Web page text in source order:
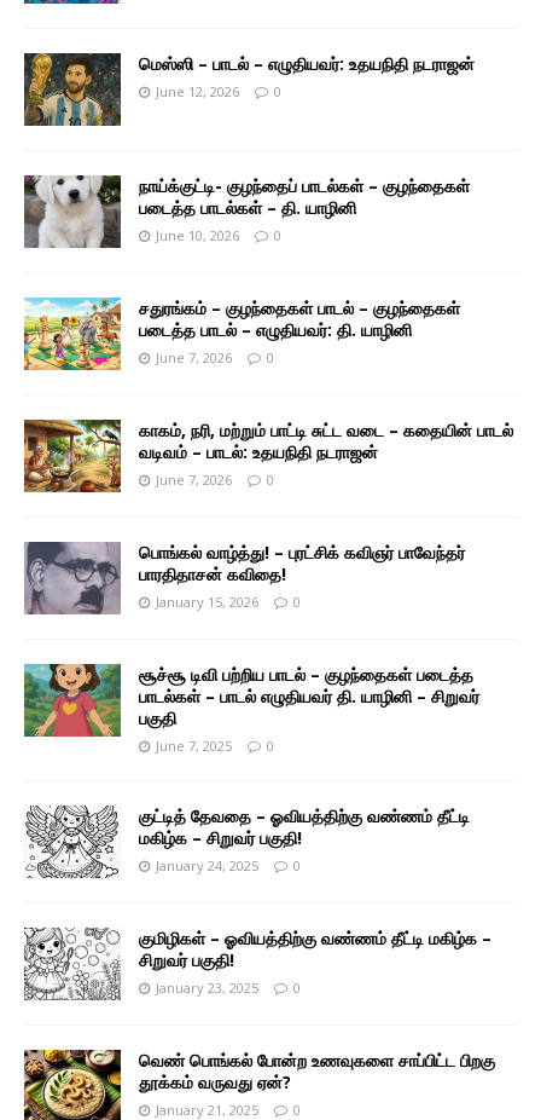
மெஸ்ஸி – பாடல் – எழுதியவர்: உதயநிதி நடராஜன்
June 12, 2026 0
நாய்க்குட்டி- குழந்தைப் பாடல்கள் – குழந்தைகள்
படைத்த பாடல்கள் – தி. யாழினி
June 10, 2026 0
சதுரங்கம் – குழந்தைகள் பாடல் – குழந்தைகள்
படைத்த பாடல் – எழுதியவர்: தி. யாழினி
June 7, 2026 0
காகம், நரி, மற்றும் பாட்டி சுட்ட வடை – கதையின் பாடல்
வடிவம் – பாடல்: உதயநிதி நடராஜன்
June 7, 2026 0
பொங்கல் வாழ்த்து! – புரட்சிக் கவிஞர் பாவேந்தர்
பாரதிதாசன் கவிதை!
January 15, 2026 0
சூச்சூ டிவி பற்றிய பாடல் – குழந்தைகள் படைத்த
பாடல்கள் – பாடல் எழுதியவர் தி. யாழினி – சிறுவர்
பகுதி
June 7, 2025 0
குட்டித் தேவதை – ஓவியத்திற்கு வண்ணம் தீட்டி
மகிழ்க – சிறுவர் பகுதி!
January 24, 2025 0
குமிழிகள் – ஓவியத்திற்கு வண்ணம் தீட்டி மகிழ்க –
சிறுவர் பகுதி!
January 23, 2025 0
வெண் பொங்கல் போன்ற உணவுகளை சாப்பிட்ட பிறகு
தூக்கம் வருவது ஏன்?
January 21, 2025 0